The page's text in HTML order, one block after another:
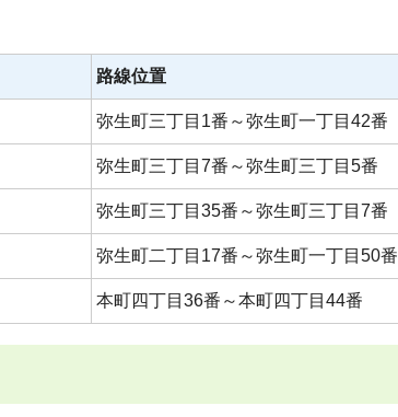
路線位置
弥生町三丁目1番～弥生町一丁目42番
弥生町三丁目7番～弥生町三丁目5番
弥生町三丁目35番～弥生町三丁目7番
弥生町二丁目17番～弥生町一丁目50番
本町四丁目36番～本町四丁目44番